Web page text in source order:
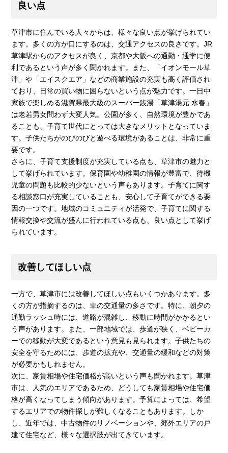
良い点
草津市に住んでいる人々からは、様々な良い点が挙げられてい
ます。多くの方が口にするのは、交通アクセスの良さです。JR
草津駅からのアクセスが良く、京都や大阪への通勤・通学に便
利であるという声が多く聞かれます。また、「イオンモール草
津」や「エイスクエア」などの商業施設の充実も高く評価され
ており、日常の買い物に困らないという点が魅力です。一日中
家族で楽しめる滋賀県最大級のスーパー銭湯「草津湯元 水春」
は老若男女問わず大変人気。公園が多く、自然環境が豊かであ
ることも、子育て世代にとっては大きなメリットとなっていま
す。子供たちがのびのびと遊べる環境があることは、非常に重
要です。
さらに、子育て支援制度が充実している点も、草津市の魅力と
して挙げられています。保育園や幼稚園の情報が豊富で、待機
児童の問題も比較的少ないという声もあります。子育てに関す
る相談窓口が充実していることも、安心して子育てができる要
因の一つです。地域のコミュニティが活発で、子育てに関する
情報交換や交流が盛んに行われている点も、良い点として挙げ
られています。
改善してほしい点
一方で、草津市には改善してほしい点もいくつかあります。多
くの方が指摘するのは、車の交通量の多さです。特に、朝夕の
通勤ラッシュ時には、道路が混雑し、移動に時間がかかるとい
う声があります。また、一部地域では、歩道が狭く、ベビーカ
ーでの移動が大変であるという意見も見られます。子供たちの
安全を守るためには、歩道の拡充や、交通量の緩和などの対策
が必要かもしれません。
次に、家賃相場や住宅価格が高いという声も聞かれます。草津
市は、人気のエリアであるため、どうしても家賃相場や住宅価
格が高くなってしまう傾向があります。予算によっては、希望
するエリアでの物件探しが難しくなることもあります。しか
し、近年では、中古物件のリノベーションや、郊外エリアの戸
建て住宅など、様々な選択肢が出てきています。